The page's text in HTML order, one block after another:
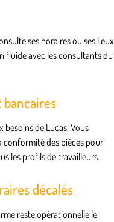
ses horaires ou ses lieux
fluide avec les consultants du
besoins de Lucas. Vous
conformité des pièces pour
les profils de travailleurs.
décalés
reste opérationnelle le